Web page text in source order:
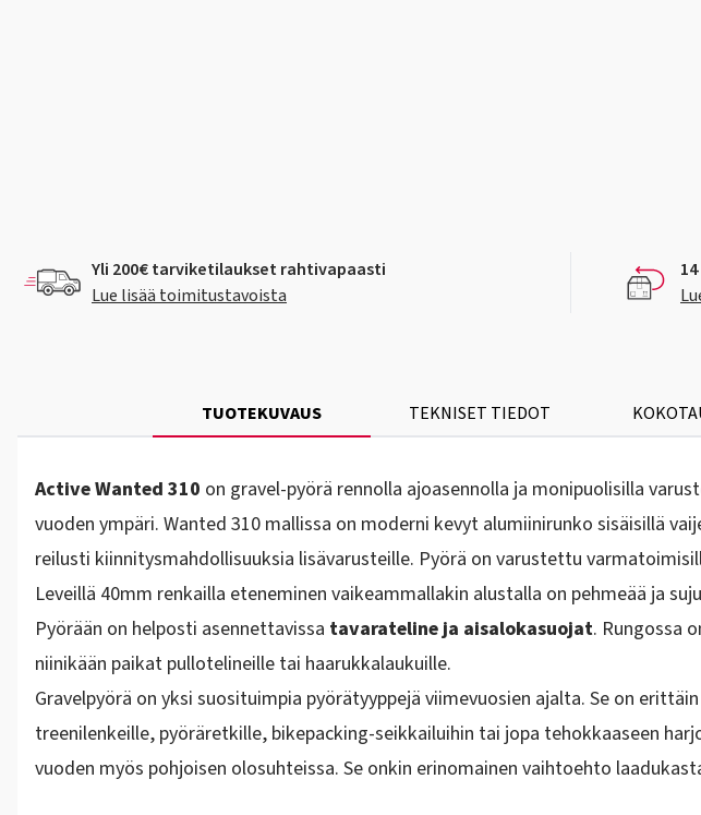
Yli 200€ tarviketilaukset rahtivapaasti
Lue lisää toimitustavoista
TUOTEKUVAUS TEKNISET TIEDOT
Active Wanted 310 on gravel-pyörä rennolla ajoasennolla ja monipuolisilla
vuoden ympäri. Wanted 310 mallissa on moderni kevyt alumiinirunko sisäisillä
reilusti kiinnitysmahdollisuuksia lisävarusteille. Pyörä on varustettu
Leveillä 40mm renkailla eteneminen vaikeammallakin alustalla on pehmeää ja
Pyörään on helposti asennettavissa tavarateline ja aisalokasuojat. Rungossa
niinikään paikat pullotelineille tai haarukkalaukuille.
Gravelpyörä on yksi suosituimpia pyörätyyppejä viimevuosien ajalta. Se on
treenilenkeille, pyöräretkille, bikepacking-seikkailuihin tai jopa tehokkaaseen
vuoden myös pohjoisen olosuhteissa. Se onkin erinomainen vaihtoehto